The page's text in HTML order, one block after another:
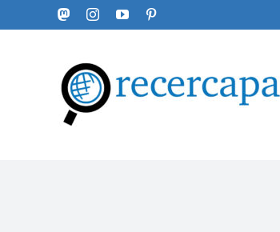
to
MastodonInstagram
YouTube